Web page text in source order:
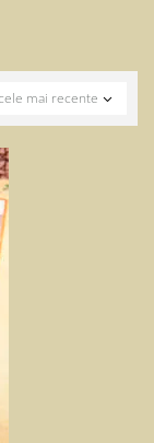
mai recente